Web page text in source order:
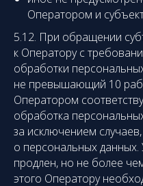
Оператором и
5.12. При обращении
к Оператору с
обработки
не превышающий 10
Оператором
обработка
за исключением
о персональных
продлен, но не более
этого Оператору